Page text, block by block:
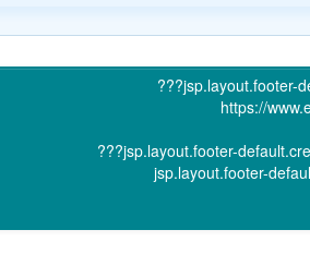
???jsp.layout.footer-
https://
???jsp.layout.footer-
jsp.layout.footer-